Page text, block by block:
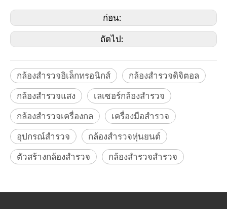
ก่อน:
ถัดไป:
กล้องสำรวจอิเล็กทรอนิกส์
กล้องสำรวจดิจิตอล
กล้องสำรวจแสง
เลเซอร์กล้องสำรวจ
กล้องสำรวจเครื่องกล
เครื่องมือสำรวจ
อุปกรณ์สำรวจ
กล้องสำรวจหุ่นยนต์
ตัวสร้างกล้องสำรวจ
กล้องสำรวจสำรวจ